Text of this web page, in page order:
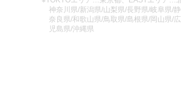
神奈川県/新潟県/山梨県/長野県/岐阜県/
奈良県/和歌山県/鳥取県/島根県/岡山県/
児島県/沖縄県